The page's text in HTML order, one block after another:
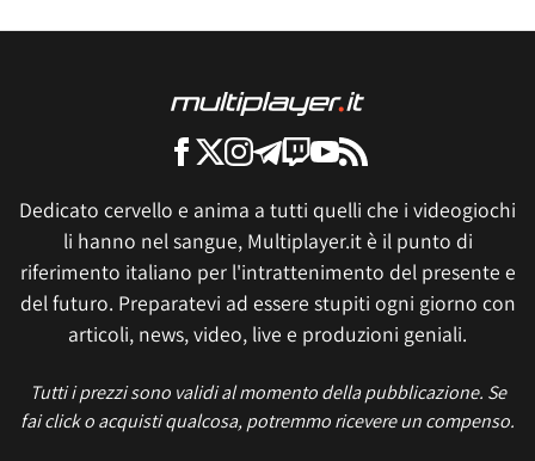
Dedicato cervello e anima a tutti quelli che i videogiochi
li hanno nel sangue, Multiplayer.it è il punto di
riferimento italiano per l'intrattenimento del presente e
del futuro. Preparatevi ad essere stupiti ogni giorno con
articoli, news, video, live e produzioni geniali.
Tutti i prezzi sono validi al momento della pubblicazione. Se
fai click o acquisti qualcosa, potremmo ricevere un compenso.